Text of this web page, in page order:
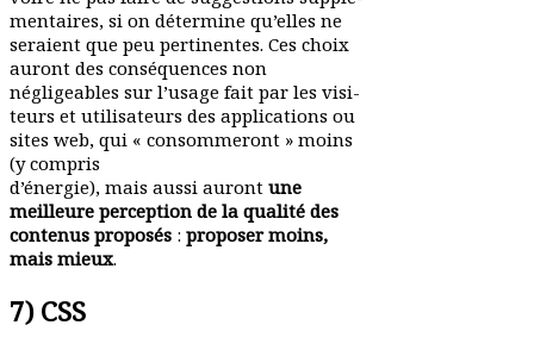
men­taires, si on détermine qu’elles ne
seraient que peu perti­nentes. Ces choix
auront des consé­quences non
négli­geables sur l’usage fait par les visi­
teurs et utili­sa­teurs des appli­ca­tions ou
sites web, qui « consom­meront » moins
(y compris
d’énergie), mais aussi auront une
meilleure perception de la qualité des
contenus proposés : proposer moins,
mais mieux.
7) CSS